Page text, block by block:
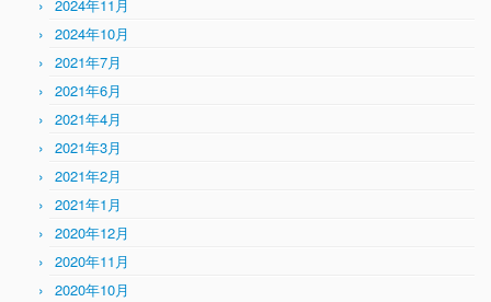
2024年11月
2024年10月
2021年7月
2021年6月
2021年4月
2021年3月
2021年2月
2021年1月
2020年12月
2020年11月
2020年10月